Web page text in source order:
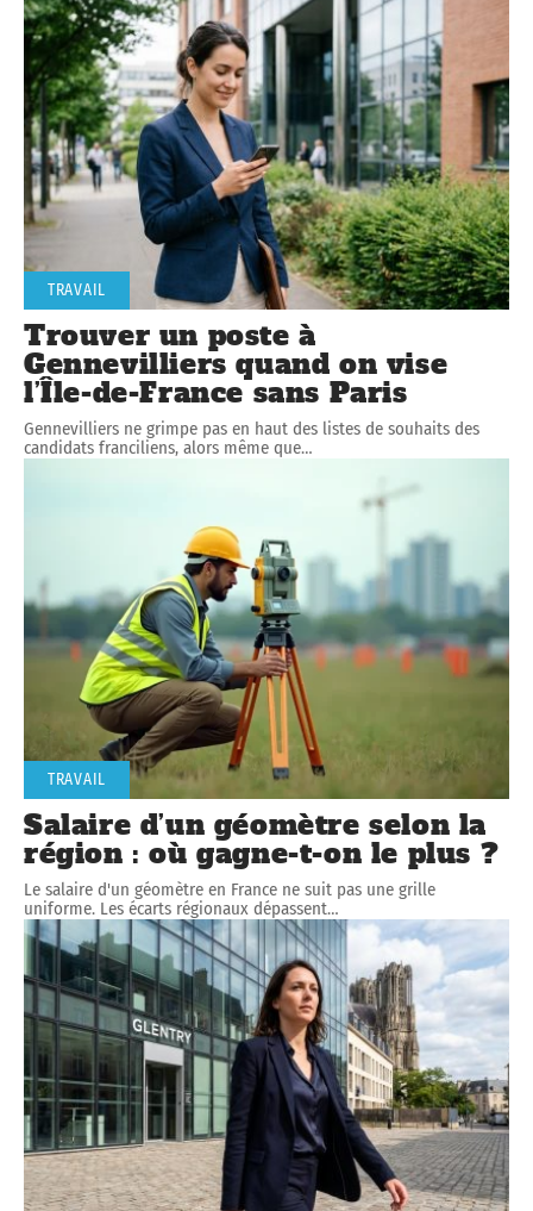
TRAVAIL
Trouver un poste à
Gennevilliers quand on vise
l’Île-de-France sans Paris
Gennevilliers ne grimpe pas en haut des listes de souhaits des
candidats franciliens, alors même que…
TRAVAIL
Salaire d’un géomètre selon la
région : où gagne-t-on le plus ?
Le salaire d'un géomètre en France ne suit pas une grille
uniforme. Les écarts régionaux dépassent…